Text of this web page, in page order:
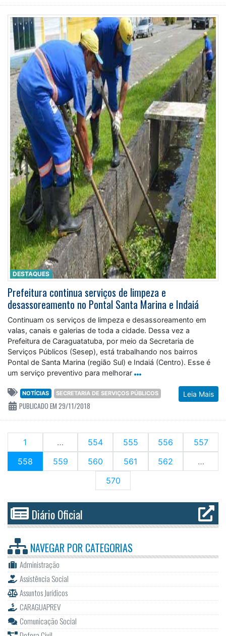
DESTAQUES
Prefeitura continua serviços de limpeza e
desassoreamento no Pontal Santa Marina e Indaiá
Continuam os serviços de limpeza e desassoreamento em
valas, canais e galerias de toda a cidade. Dessa vez a
Prefeitura de Caraguatatuba, por meio da Secretaria de
Serviços Públicos (Sesep), está trabalhando nos bairros
Pontal de Santa Marina (região Sul) e Indaiá (Centro). Esse é
um serviço preventivo para melhorar
Leia Mais
NOTÍCIAS SECRETARIA DE SERVIÇOS PÚBLICOS
PUBLICADO EM 29/11/2018
1 … 554 555 556
557
558(current)
559 560 561 562
…
570
Diário Oficial
NAVEGAR POR CATEGORIAS
Administração
Assistência Social
Assuntos Jurídicos
CARAGUAPREV
Comunicação Social